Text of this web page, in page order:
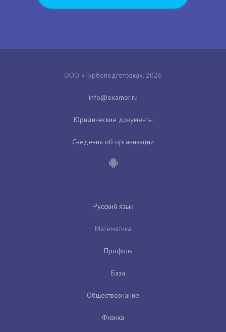
ООО «Турбоподготовка», 2026
Юридические документы
Сведения об организации
Русский язык
Математика
Профиль
База
Обществознание
Физика